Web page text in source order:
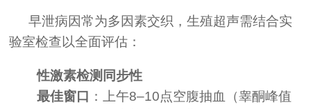
早泄病因常为多因素交织，生殖超声需结合实
验室检查以全面评估：
性激素检测同步性
最佳窗口 ：上午8–10点空腹抽血（睾酮峰值